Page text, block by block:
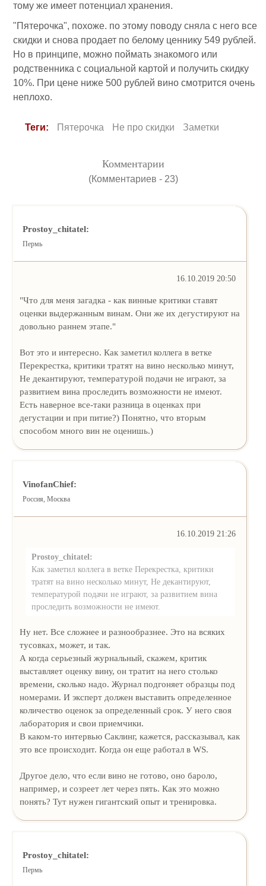
тому же имеет потенциал хранения.
"Пятерочка", похоже. по этому поводу сняла с него все
скидки и снова продает по белому ценнику 549 рублей.
Но в принципе, можно поймать знакомого или
родственника с социальной картой и получить скидку
10%. При цене ниже 500 рублей вино смотрится очень
неплохо.
Теги: Пятерочка Не про скидки Заметки
Комментарии
(Комментариев - 23)
Prostoy_chitatel:
Пермь
16.10.2019 20:50
"Что для меня загадка - как винные критики ставят
оценки выдержанным винам. Они же их дегустируют на
довольно раннем этапе."
Вот это и интересно. Как заметил коллега в ветке
Перекрестка, критики тратят на вино несколько минут,
Не декантируют, температурой подачи не играют, за
развитием вина проследить возможности не имеют.
Есть наверное все-таки разница в оценках при
дегустации и при питие?) Понятно, что вторым
способом много вин не оценишь.)
VinofanChief:
Россия, Москва
16.10.2019 21:26
Prostoy_chitatel:
Как заметил коллега в ветке Перекрестка, критики
тратят на вино несколько минут, Не декантируют,
температурой подачи не играют, за развитием вина
проследить возможности не имеют.
Ну нет. Все сложнее и разнообразнее. Это на всяких
тусовках, может, и так.
А когда серьезный журнальный, скажем, критик
выставляет оценку вину, он тратит на него столько
времени, сколько надо. Журнал подгоняет образцы под
номерами. И эксперт должен выставить определенное
количество оценок за определенный срок. У него своя
лаборатория и свои приемчики.
В каком-то интервью Саклинг, кажется, рассказывал, как
это все происходит. Когда он еще работал в WS.
Другое дело, что если вино не готово, оно бароло,
например, и созреет лет через пять. Как это можно
понять? Тут нужен гигантский опыт и тренировка.
Prostoy_chitatel:
Пермь